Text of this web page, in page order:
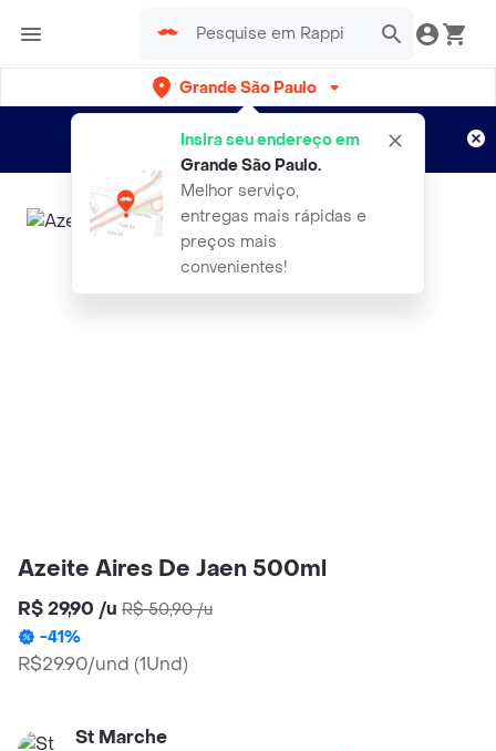
Grande São Paulo
Insira seu endereço em
Grande São Paulo.
Melhor serviço,
entregas mais rápidas e
preços mais
convenientes!
Entregas grátis por 15 dias!
Aplicam T&C
Azeite Aires De Jaen 500ml
R$ 29,90 /u R$ 50,90/u
-41%
R$29.90/und (1Und)
St Marche